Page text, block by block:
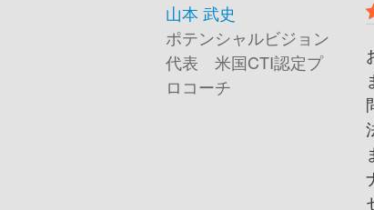
山本 武史
ポテンシャルビジョン
代表 米国CTI認定プ
ロコーチ